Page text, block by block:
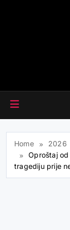
Home 2026
Oproštaj
tragediju prije